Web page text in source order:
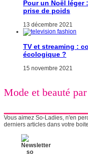
Pour un Noël léger
prise de poids
13 décembre 2021
TV et streaming :
écologique ?
15 novembre 2021
Mode et beauté
Vous aimez So-Ladies, n'en
derniers articles dans votre